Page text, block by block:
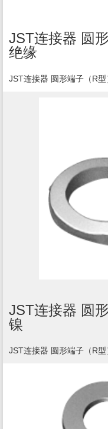
JST连接器 圆
绝缘
JST连接器 圆形端子（R
JST连接器 圆
镍
JST连接器 圆形端子（R